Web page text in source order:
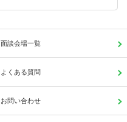
面談会場一覧
よくある質問
お問い合わせ